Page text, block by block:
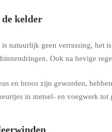
kelder
natuurlijk geen verrassing, het
Ook na hevige
en broos zijn geworden,
in metsel- en voegwerk